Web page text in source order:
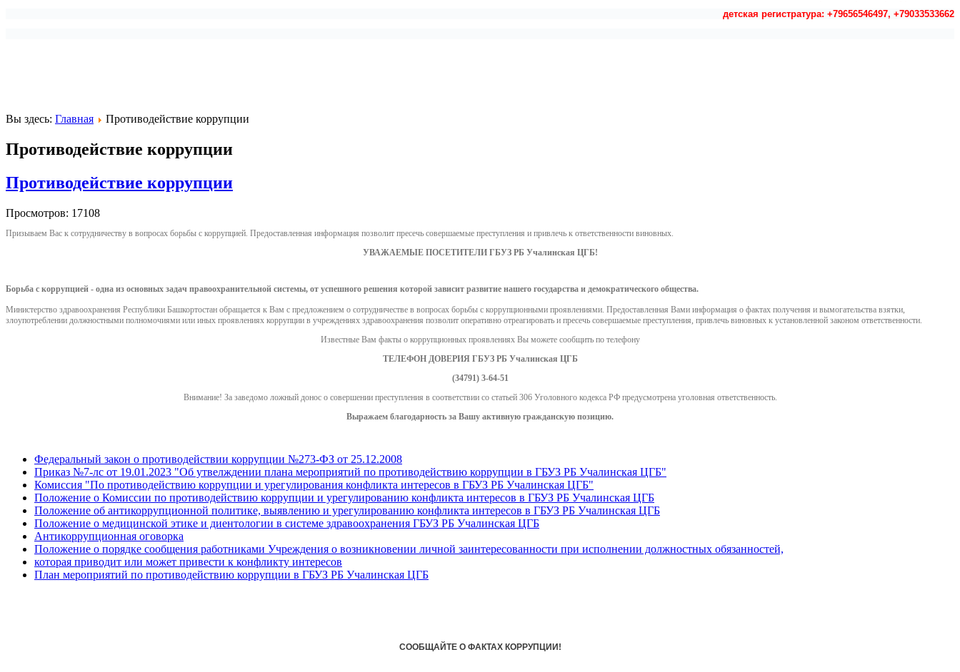
детская регистратура: +79656546497, +79033533662
Вы здесь: Главная Противодействие коррупции
Противодействие коррупции
Противодействие коррупции
Просмотров: 17108
Призываем Вас к сотрудничеству в вопросах борьбы с коррупцией. Предоставленная информация позволит пресечь совершаемые преступления и привлечь к ответственности виновных.
УВАЖАЕМЫЕ ПОСЕТИТЕЛИ ГБУЗ РБ Учалинская ЦГБ!
Борьба с коррупцией - одна из основных задач правоохранительной системы, от успешного решения которой зависит развитие нашего государства и демократического общества.
Министерство здравоохранения Республики Башкортостан обращается к Вам с предложением о сотрудничестве в вопросах борьбы с коррупционными проявлениями. Предоставленная Вами информация о фактах получения и вымогательства взятки,
злоупотреблении должностными полномочиями или иных проявлениях коррупции в учреждениях здравоохранения позволит оперативно отреагировать и пресечь совершаемые преступления, привлечь виновных к установленной законом ответственности.
Известные Вам факты о коррупционных проявлениях Вы можете сообщить по телефону
ТЕЛЕФОН ДОВЕРИЯ ГБУЗ РБ Учалинская ЦГБ
(34791) 3-64-51
Внимание! За заведомо ложный донос о совершении преступления в соответствии со статьей 306 Уголовного кодекса РФ предусмотрена уголовная ответственность.
Выражаем благодарность за Вашу активную гражданскую позицию.
Федеральный закон о противодействии коррупции №273-ФЗ от 25.12.2008
Приказ №7-лс от 19.01.2023 "Об утвелждении плана мероприятий по противодействию коррупции в ГБУЗ РБ Учалинская ЦГБ"
Комиссия "По противодействию коррупции и урегулирования конфликта интересов в ГБУЗ РБ Учалинская ЦГБ"
Положение о Комиссии по противодействию коррупции и урегулированию конфликта интересов в ГБУЗ РБ Учалинская ЦГБ
Положение об антикоррупционной политике, выявлению и урегулированию конфликта интересов в ГБУЗ РБ Учалинская ЦГБ
Положение о медицинской этике и диентологии в системе здравоохранения ГБУЗ РБ Учалинская ЦГБ
Антикоррупционная оговорка
Положение о порядке сообщения работниками Учреждения о возникновении личной заинтересованности при исполнении должностных обязанностей,
которая приводит или может привести к конфликту интересов
План мероприятий по противодействию коррупции в ГБУЗ РБ Учалинская ЦГБ
СООБЩАЙТЕ О ФАКТАХ КОРРУПЦИИ!